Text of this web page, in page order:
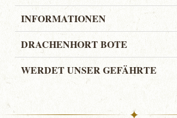
INFORMATIONEN
DRACHENHORT BOTE
WERDET UNSER GEFÄHRTE
✦